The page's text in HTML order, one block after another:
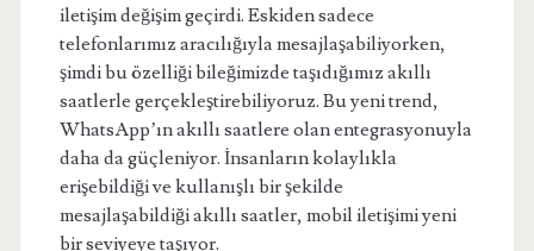
iletişim değişim geçirdi. Eskiden sadece
telefonlarımız aracılığıyla mesajlaşabiliyorken,
şimdi bu özelliği bileğimizde taşıdığımız akıllı
saatlerle gerçekleştirebiliyoruz. Bu yeni trend,
WhatsApp’ın akıllı saatlere olan entegrasyonuyla
daha da güçleniyor. İnsanların kolaylıkla
erişebildiği ve kullanışlı bir şekilde
mesajlaşabildiği akıllı saatler, mobil iletişimi yeni
bir seviyeye taşıyor.